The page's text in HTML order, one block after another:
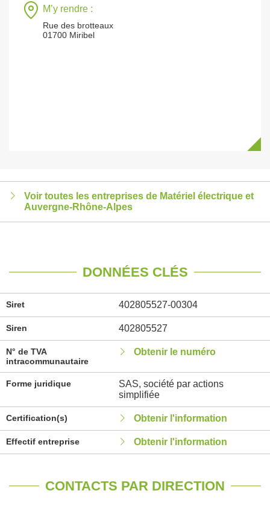
M’y rendre :
Rue des brotteaux
01700 Miribel
Voir toutes les entreprises de Matériel électrique et
Auvergne-Rhône-Alpes
DONNÉES CLÉS
Siret 402805527-00304
Siren 402805527
N° de TVA
intracommunautaire
Obtenir le numéro
Forme juridique
SAS, société par actions
simplifiée
Certification(s) Obtenir l'information
Effectif entreprise Obtenir l'information
CONTACTS PAR DIRECTION